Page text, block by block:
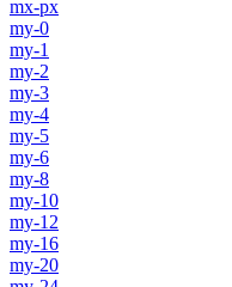
mx-px
my-0
my-1
my-2
my-3
my-4
my-5
my-6
my-8
my-10
my-12
my-16
my-20